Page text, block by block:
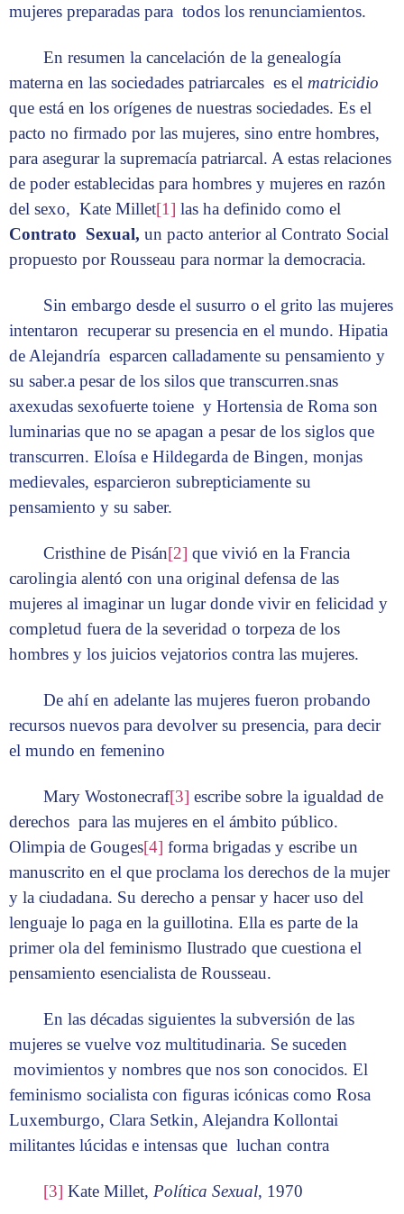
mujeres preparadas para todos los renunciamientos.
En resumen la cancelación de la genealogía
materna en las sociedades patriarcales es el matricidio
que está en los orígenes de nuestras sociedades. Es el
pacto no firmado por las mujeres, sino entre hombres,
para asegurar la supremacía patriarcal. A estas relaciones
de poder establecidas para hombres y mujeres en razón
del sexo, Kate Millet[1] las ha definido como el
Contrato Sexual, un pacto anterior al Contrato Social
propuesto por Rousseau para normar la democracia.
Sin embargo desde el susurro o el grito las mujeres
intentaron recuperar su presencia en el mundo. Hipatia
de Alejandría esparcen calladamente su pensamiento y
su saber.a pesar de los silos que transcurren.snas
axexudas sexofuerte toiene y Hortensia de Roma son
luminarias que no se apagan a pesar de los siglos que
transcurren. Eloísa e Hildegarda de Bingen, monjas
medievales, esparcieron subrepticiamente su
pensamiento y su saber.
Cristhine de Pisán[2] que vivió en la Francia
carolingia alentó con una original defensa de las
mujeres al imaginar un lugar donde vivir en felicidad y
completud fuera de la severidad o torpeza de los
hombres y los juicios vejatorios contra las mujeres.
De ahí en adelante las mujeres fueron probando
recursos nuevos para devolver su presencia, para decir
el mundo en femenino
Mary Wostonecraf[3] escribe sobre la igualdad de
derechos para las mujeres en el ámbito público.
Olimpia de Gouges[4] forma brigadas y escribe un
manuscrito en el que proclama los derechos de la mujer
y la ciudadana. Su derecho a pensar y hacer uso del
lenguaje lo paga en la guillotina. Ella es parte de la
primer ola del feminismo Ilustrado que cuestiona el
pensamiento esencialista de Rousseau.
En las décadas siguientes la subversión de las
mujeres se vuelve voz multitudinaria. Se suceden
movimientos y nombres que nos son conocidos. El
feminismo socialista con figuras icónicas como Rosa
Luxemburgo, Clara Setkin, Alejandra Kollontai
militantes lúcidas e intensas que luchan contra
[3] Kate Millet, Política Sexual, 1970